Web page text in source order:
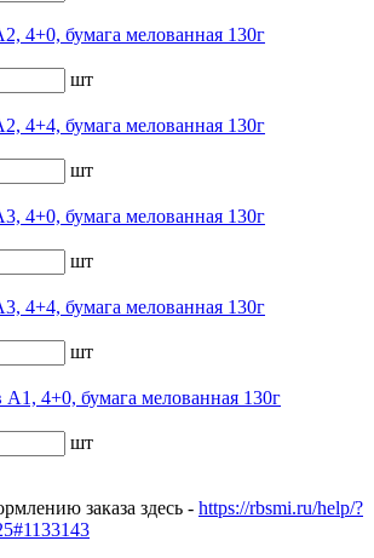
4+0, бумага мелованная 130г
шт
4+4, бумага мелованная 130г
шт
4+0, бумага мелованная 130г
шт
4+4, бумага мелованная 130г
шт
А1, 4+0, бумага мелованная 130г
шт
заказа здесь - https://rbsmi.ru/help/?